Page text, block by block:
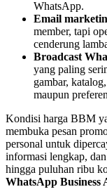
WhatsApp.
Email
member, tapi
cenderung
Broadcast
yang paling
gambar,
maupun
Kondisi harga BBM
membuka pesan
personal untuk
informasi lengkap,
WhatsApp Business